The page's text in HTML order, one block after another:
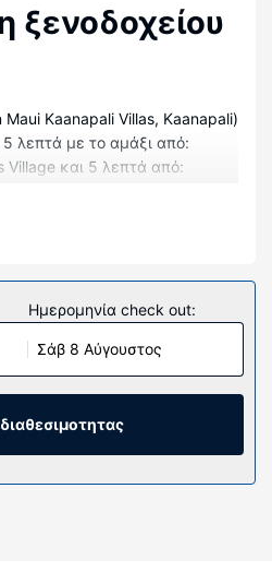
ξενοδοχείου
Kaanapali Villas, Kaanapali)
5 λεπτά με το αμάξι από:
Village και 5 λεπτά από:
απέχει 8 χλμ. από: Κόλπος
σε ένα από τα 183 δωμάτια με
δωμάτιο, όπου υπάρχουν
τηλεοράσεις LCD. Το κρεβάτι
σεντόνια από αιγυπτιακό
μπαλκόνι. Mπορείτε να
ασύρματη πρόσβαση στο
Ημερομηνία check out:
Σάβ 8 Αύγουστος